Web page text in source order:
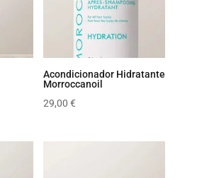
Acondicionador Hidratante
Morroccanoil
29,00€